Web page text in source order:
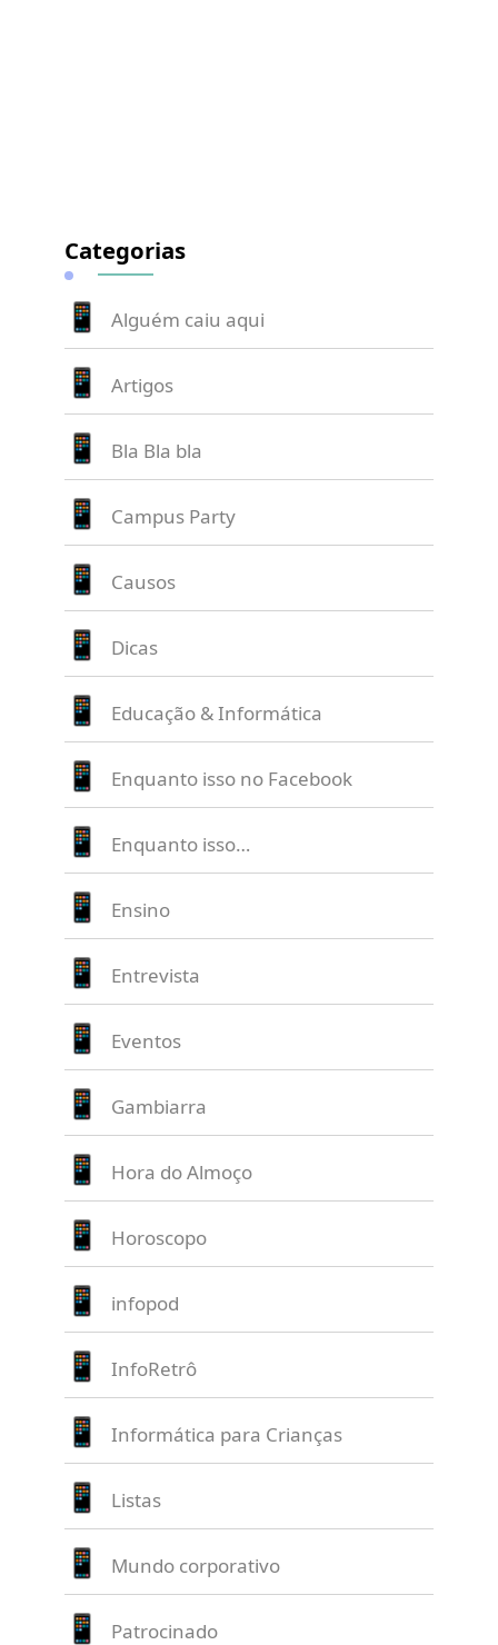
Categorias
Alguém caiu aqui
Artigos
Bla Bla bla
Campus Party
Causos
Dicas
Educação & Informática
Enquanto isso no Facebook
Enquanto isso…
Ensino
Entrevista
Eventos
Gambiarra
Hora do Almoço
Horoscopo
infopod
InfoRetrô
Informática para Crianças
Listas
Mundo corporativo
Patrocinado